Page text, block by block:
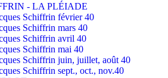
- LA PLÉIADE
Schiffrin février 40
Schiffrin mars 40
Schiffrin avril 40
Schiffrin mai 40
Schiffrin juin, juillet, août 40
Schiffrin sept., oct., nov.40